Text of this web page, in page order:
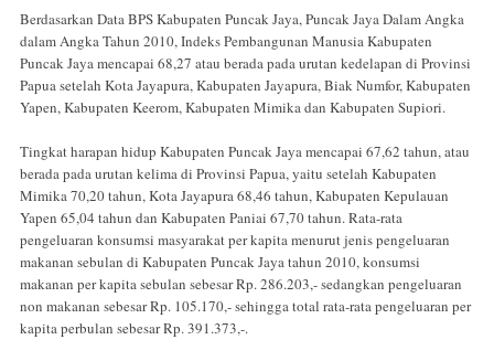
Berdasarkan Data BPS Kabupaten Puncak Jaya, Puncak Jaya Dalam Angka
dalam Angka Tahun 2010, Indeks Pembangunan Manusia Kabupaten
Puncak Jaya mencapai 68,27 atau berada pada urutan kedelapan di Provinsi
Papua setelah Kota Jayapura, Kabupaten Jayapura, Biak Numfor, Kabupaten
Yapen, Kabupaten Keerom, Kabupaten Mimika dan Kabupaten Supiori.
Tingkat harapan hidup Kabupaten Puncak Jaya mencapai 67,62 tahun, atau
berada pada urutan kelima di Provinsi Papua, yaitu setelah Kabupaten
Mimika 70,20 tahun, Kota Jayapura 68,46 tahun, Kabupaten Kepulauan
Yapen 65,04 tahun dan Kabupaten Paniai 67,70 tahun. Rata-rata
pengeluaran konsumsi masyarakat per kapita menurut jenis pengeluaran
makanan sebulan di Kabupaten Puncak Jaya tahun 2010, konsumsi
makanan per kapita sebulan sebesar Rp. 286.203,- sedangkan pengeluaran
non makanan sebesar Rp. 105.170,- sehingga total rata-rata pengeluaran per
kapita perbulan sebesar Rp. 391.373,-.